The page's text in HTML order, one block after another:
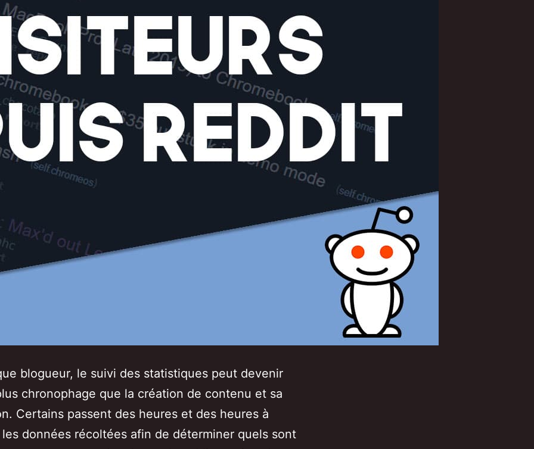
blogueur, le suivi des statistiques peut devenir
chronophage que la création de contenu et sa
Certains passent des heures et des heures à
les données récoltées afin de déterminer quels sont